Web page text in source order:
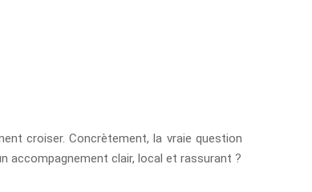
croiser. Concrètement, la vraie question
accompagnement clair, local et rassurant ?